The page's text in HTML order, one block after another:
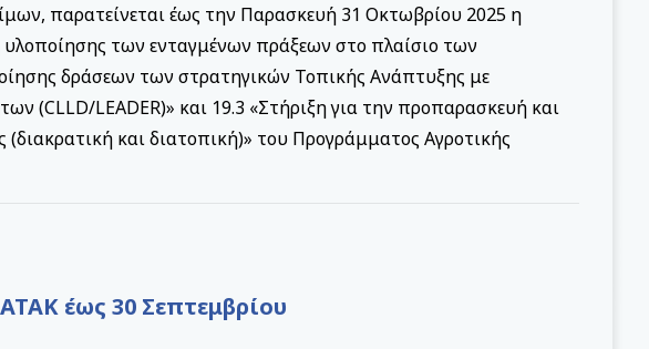
παρατείνεται έως την Παρασκευή 31 Οκτωβρίου 2025 η
των ενταγμένων πράξεων στο πλαίσιο των
δράσεων των στρατηγικών Τοπικής Ανάπτυξης με
(CLLD/LEADER)» και 19.3 «Στήριξη για την προπαρασκευή και
και διατοπική)» του Προγράμματος Αγροτικής
έως 30 Σεπτεμβρίου